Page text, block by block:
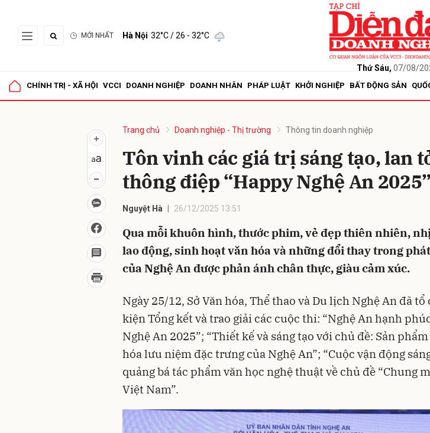
MỚI NHẤT Hà Nội 32°C/ 26 - 32°C
Thứ Sáu, 07/08/
CHÍNH TRỊ - XÃ HỘI VCCI DOANH NGHIỆP DOANH NHÂN PHÁP LUẬT KHỞI NGHIỆP BẤT ĐỘNG SẢN
Trang chủ Doanh nghiệp - Thị trường Thông tin doanh nghiệp
Tôn vinh các giá trị sáng tạo, lan
thông điệp “Happy Nghệ An 2025”
Nguyệt Hà 26/12/2025 13:51
Qua mỗi khuôn hình, thước phim, vẻ đẹp thiên nhiên,
lao động, sinh hoạt văn hóa và những đổi thay trong
của Nghệ An được phản ánh chân thực, giàu cảm xúc.
Ngày 25/12, Sở Văn hóa, Thể thao và Du lịch Nghệ An đã tổ
kiện Tổng kết và trao giải các cuộc thi: “Nghệ An hạnh
Nghệ An 2025”; “Thiết kế và sáng tạo với chủ đề: Sản
hóa lưu niệm đặc trưng của Nghệ An”; “Cuộc vận động
quảng bá tác phẩm văn học nghệ thuật về chủ đề “Chung
Việt Nam”.